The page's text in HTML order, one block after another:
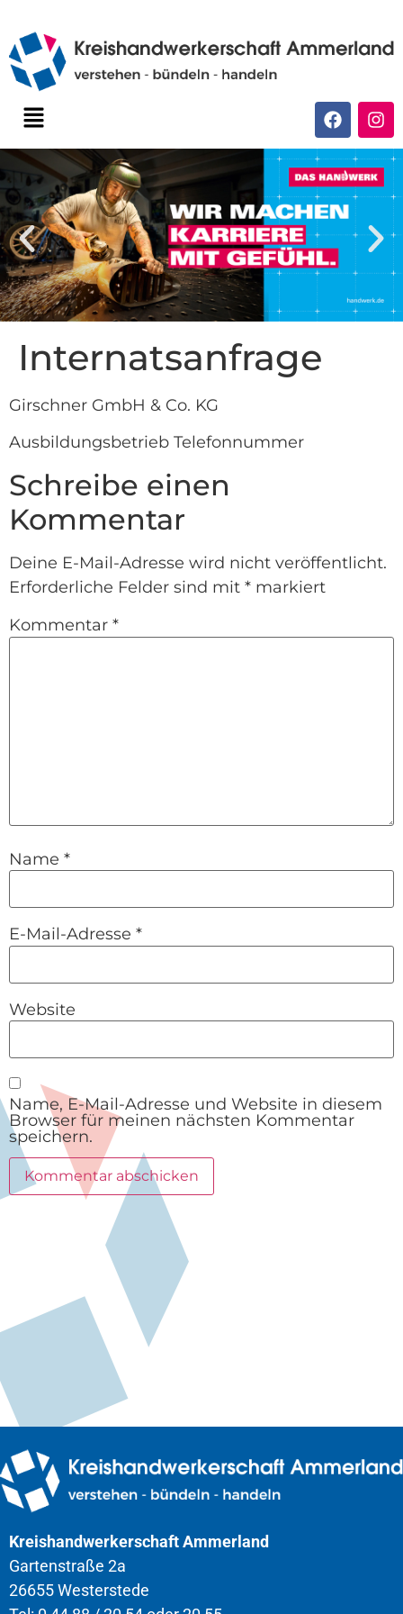
Internatsanfrage
Girschner GmbH & Co. KG
Ausbildungsbetrieb Telefonnummer
Schreibe einen
Kommentar
Deine E-Mail-Adresse wird nicht veröffentlicht.
Erforderliche Felder sind mit * markiert
Kommentar *
Name *
E-Mail-Adresse *
Website
Name, E-Mail-Adresse und Website in diesem
Browser für meinen nächsten Kommentar
speichern.
Kreishandwerkerschaft Ammerland
Gartenstraße 2a
26655 Westerstede